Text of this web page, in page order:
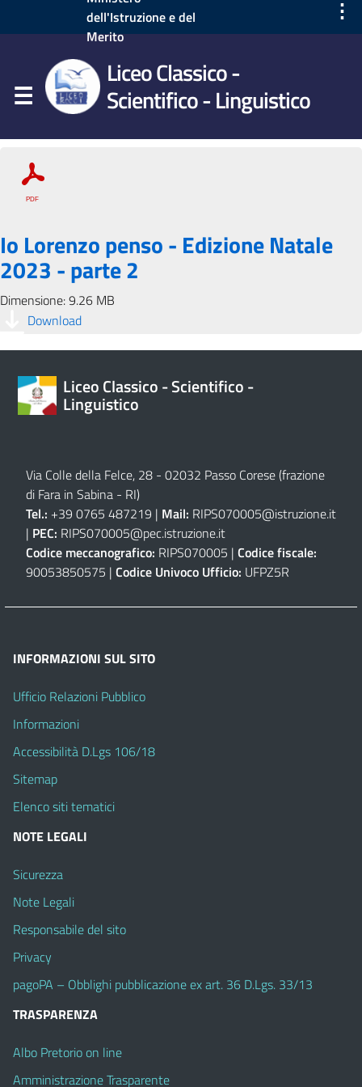
dell'Istruzione e del
Merito
⋮
Liceo Classico -
Scientifico - Linguistico
Io Lorenzo penso - Edizione Natale
2023 - parte 2
Dimensione: 9.26 MB
Download
Liceo Classico - Scientifico -
Linguistico
Via Colle della Felce, 28 - 02032 Passo Corese (frazione
di Fara in Sabina - RI)
Tel.: +39 0765 487219 | Mail: RIPS070005@istruzione.it
| PEC: RIPS070005@pec.istruzione.it
Codice meccanografico: RIPS070005 | Codice fiscale:
90053850575 | Codice Univoco Ufficio: UFPZ5R
INFORMAZIONI SUL SITO
Ufficio Relazioni Pubblico
Informazioni
Accessibilità D.Lgs 106/18
Sitemap
Elenco siti tematici
NOTE LEGALI
Sicurezza
Note Legali
Responsabile del sito
Privacy
pagoPA – Obblighi pubblicazione ex art. 36 D.Lgs. 33/13
TRASPARENZA
Albo Pretorio on line
Amministrazione Trasparente